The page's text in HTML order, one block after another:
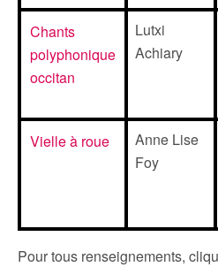
Chants
polyphonique
occitan
Lutxi
Achiary
Vielle à roue
Anne Lise
Foy
Pour tous renseignements,